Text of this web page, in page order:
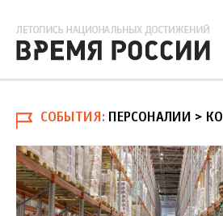
СОБЫТИЯ ПЕРСОНАЛИИ >